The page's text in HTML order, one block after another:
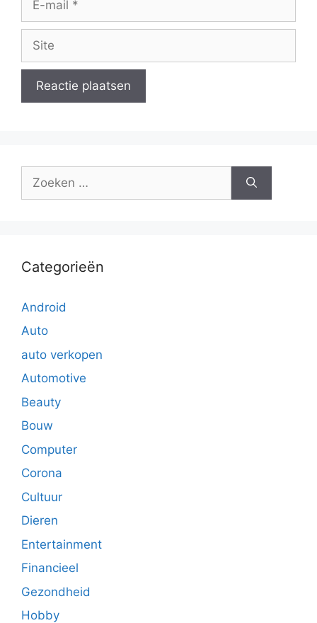
mail
naar:
Categorieën
Android
Auto
auto verkopen
Automotive
Beauty
Bouw
Computer
Corona
Cultuur
Dieren
Entertainment
Financieel
Gezondheid
Hobby